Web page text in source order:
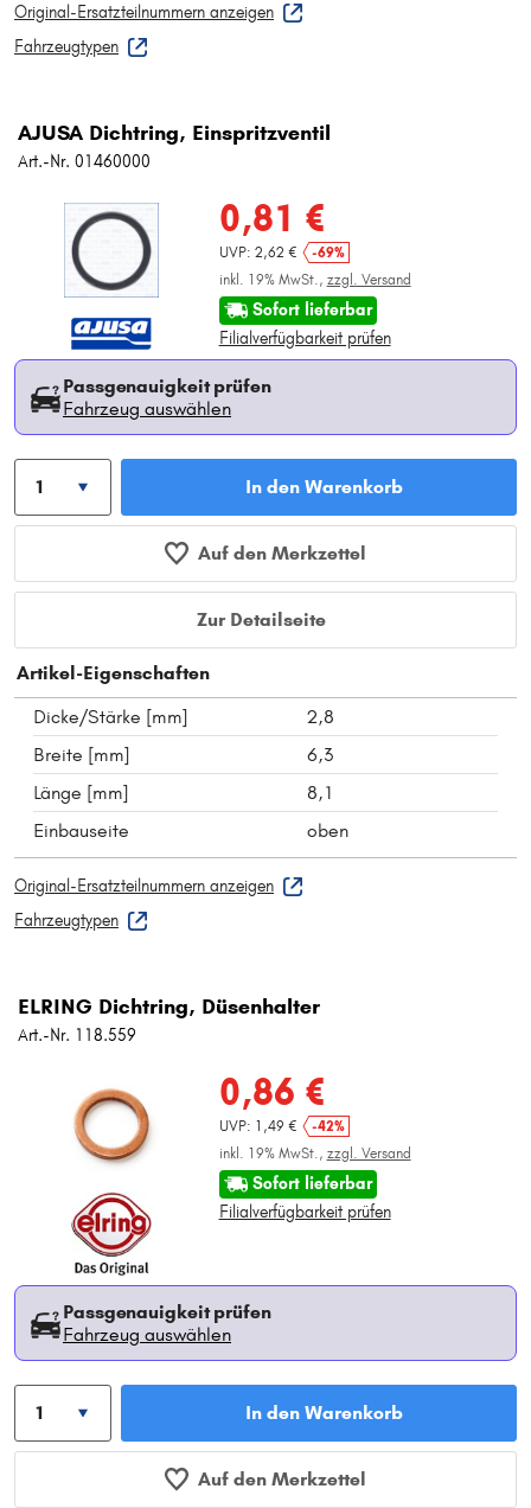
Original-Ersatzteilnummern anzeigen
Fahrzeugtypen
AJUSA Dichtring, Einspritzventil
Art.-Nr. 01460000
0,81 €
UVP: 2,62 €
-69%
inkl. 19% MwSt., zzgl. Versand
Sofort lieferbar
Filialverfügbarkeit prüfen
Passgenauigkeit prüfen
Fahrzeug auswählen
In den Warenkorb
Auf den Merkzettel
Zur Detailseite
Artikel-Eigenschaften
Dicke/Stärke [mm]
2,8
Breite [mm]
6,3
Länge [mm]
8,1
Einbauseite
oben
Original-Ersatzteilnummern anzeigen
Fahrzeugtypen
ELRING Dichtring, Düsenhalter
Art.-Nr. 118.559
0,86 €
UVP: 1,49 €
-42%
inkl. 19% MwSt., zzgl. Versand
Sofort lieferbar
Filialverfügbarkeit prüfen
Passgenauigkeit prüfen
Fahrzeug auswählen
In den Warenkorb
Auf den Merkzettel